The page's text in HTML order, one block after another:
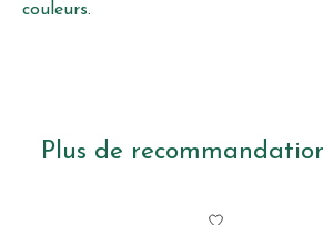
couleurs.
Plus de